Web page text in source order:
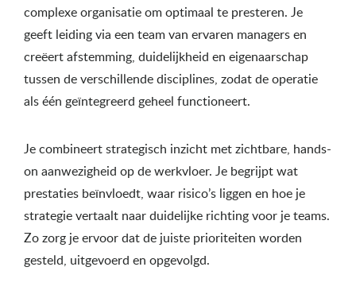
complexe organisatie om optimaal te presteren. Je
geeft leiding via een team van ervaren managers en
creëert afstemming, duidelijkheid en eigenaarschap
tussen de verschillende disciplines, zodat de operatie
als één geïntegreerd geheel functioneert.
Je combineert strategisch inzicht met zichtbare, hands-
on aanwezigheid op de werkvloer. Je begrijpt wat
prestaties beïnvloedt, waar risico’s liggen en hoe je
strategie vertaalt naar duidelijke richting voor je teams.
Zo zorg je ervoor dat de juiste prioriteiten worden
gesteld, uitgevoerd en opgevolgd.